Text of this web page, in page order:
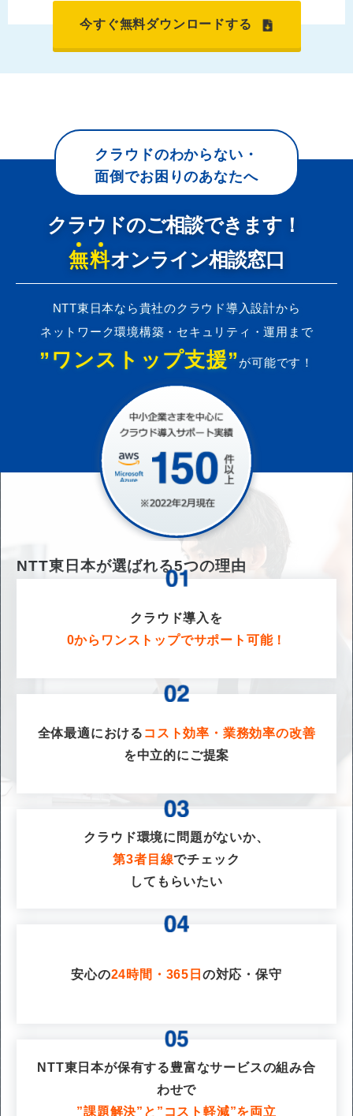
今すぐ無料ダウンロードする
クラウドのわからない・
面倒でお困りのあなたへ
クラウドのご相談できます！
無料オンライン相談窓口
NTT東日本なら貴社のクラウド導入設計から
ネットワーク環境構築・セキュリティ・運用まで
”ワンストップ支援” が可能です！
NTT東日本が選ばれる5つの理由
クラウド導入を
0からワンストップでサポート可能！
全体最適における コスト効率・業務効率の改善
を中立的にご提案
クラウド環境に問題がないか、
第3者目線でチェック
してもらいたい
安心の24時間・365日 の対応・保守
NTT東日本が保有する豊富なサービスの組み合
わせで
”課題解決”と”コスト軽減”を両立